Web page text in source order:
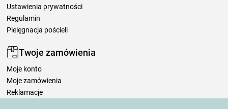
Ustawienia prywatności
Regulamin
Pielęgnacja pościeli
Twoje zamówienia
Moje konto
Moje zamówienia
Reklamacje